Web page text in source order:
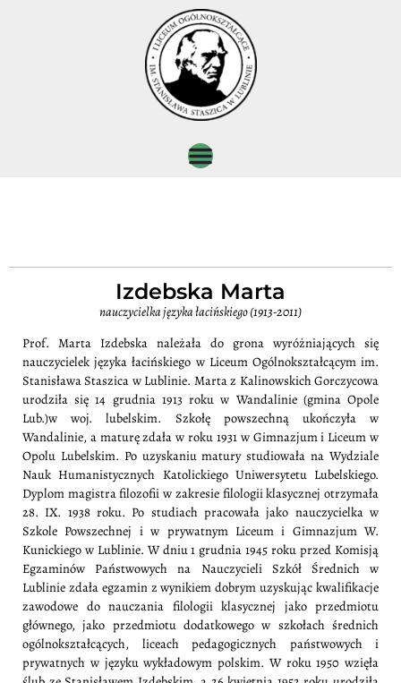
Izdebska Marta
nauczycielka języka łacińskiego (1913-2011)
Prof. Marta Izdebska należała do grona wyróżniających się
nauczycielek języka łacińskiego w Liceum Ogólnokształcącym im.
Stanisława Staszica w Lublinie. Marta z Kalinowskich Gorczycowa
urodziła się 14 grudnia 1913 roku w Wandalinie (gmina Opole
Lub.)w woj. lubelskim. Szkołę powszechną ukończyła w
Wandalinie, a maturę zdała w roku 1931 w Gimnazjum i Liceum w
Opolu Lubelskim. Po uzyskaniu matury studiowała na Wydziale
Nauk Humanistycznych Katolickiego Uniwersytetu Lubelskiego.
Dyplom magistra filozofii w zakresie filologii klasycznej otrzymała
28. IX. 1938 roku. Po studiach pracowała jako nauczycielka w
Szkole Powszechnej i w prywatnym Liceum i Gimnazjum W.
Kunickiego w Lublinie. W dniu 1 grudnia 1945 roku przed Komisją
Egzaminów Państwowych na Nauczycieli Szkół Średnich w
Lublinie zdała egzamin z wynikiem dobrym uzyskując kwalifikacje
zawodowe do nauczania filologii klasycznej jako przedmiotu
głównego, jako przedmiotu dodatkowego w szkołach średnich
ogólnokształcących, liceach pedagogicznych państwowych i
prywatnych w języku wykładowym polskim. W roku 1950 wzięła